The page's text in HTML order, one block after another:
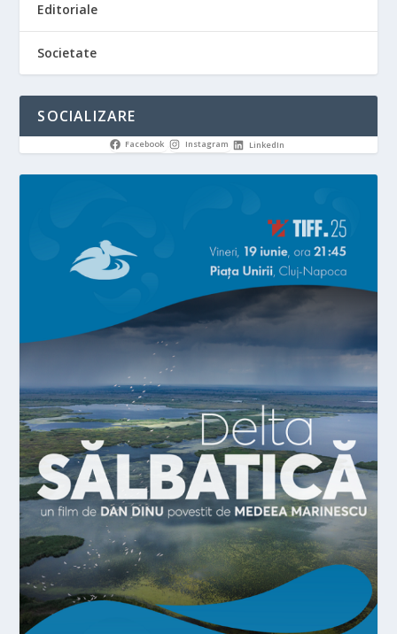
Editoriale
Societate
SOCIALIZARE
Facebook Instagram LinkedIn